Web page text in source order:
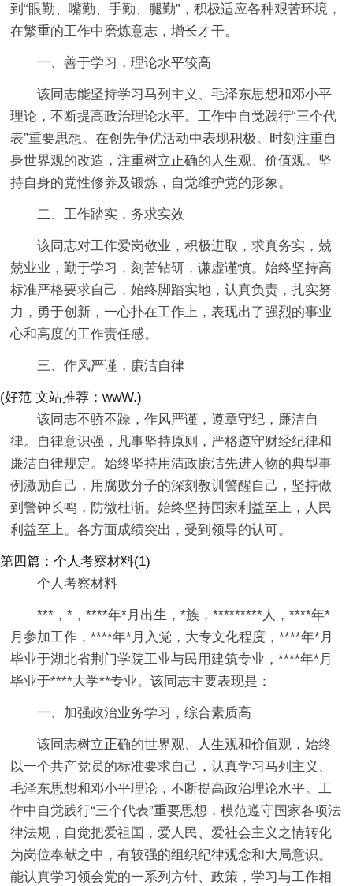
到“眼勤、嘴勤、手勤、腿勤”，积极适应各种艰苦环境，
在繁重的工作中磨炼意志，增长才干。
一、善于学习，理论水平较高
该同志能坚持学习马列主义、毛泽东思想和邓小平
理论，不断提高政治理论水平。工作中自觉践行“三个代
表”重要思想。在创先争优活动中表现积极。时刻注重自
身世界观的改造，注重树立正确的人生观、价值观。坚
持自身的党性修养及锻炼，自觉维护党的形象。
二、工作踏实，务求实效
该同志对工作爱岗敬业，积极进取，求真务实，兢
兢业业，勤于学习，刻苦钻研，谦虚谨慎。始终坚持高
标准严格要求自己，始终脚踏实地，认真负责，扎实努
力，勇于创新，一心扑在工作上，表现出了强烈的事业
心和高度的工作责任感。
三、作风严谨，廉洁自律
(好范 文站推荐：wwW.)
该同志不骄不躁，作风严谨，遵章守纪，廉洁自
律。自律意识强，凡事坚持原则，严格遵守财经纪律和
廉洁自律规定。始终坚持用清政廉洁先进人物的典型事
例激励自己，用腐败分子的深刻教训警醒自己，坚持做
到警钟长鸣，防微杜渐。始终坚持国家利益至上，人民
利益至上。各方面成绩突出，受到领导的认可。
第四篇：个人考察材料(1)
个人考察材料
***，*，****年*月出生，*族，*********人，****年*
月参加工作，****年*月入党，大专文化程度，****年*月
毕业于湖北省荆门学院工业与民用建筑专业，****年*月
毕业于****大学**专业。该同志主要表现是：
一、加强政治业务学习，综合素质高
该同志树立正确的世界观、人生观和价值观，始终
以一个共产党员的标准要求自己，认真学习马列主义、
毛泽东思想和邓小平理论，不断提高政治理论水平。工
作中自觉践行“三个代表”重要思想，模范遵守国家各项法
律法规，自觉把爱祖国，爱人民、爱社会主义之情转化
为岗位奉献之中，有较强的组织纪律观念和大局意识。
能认真学习领会党的一系列方针、政策，学习与工作相